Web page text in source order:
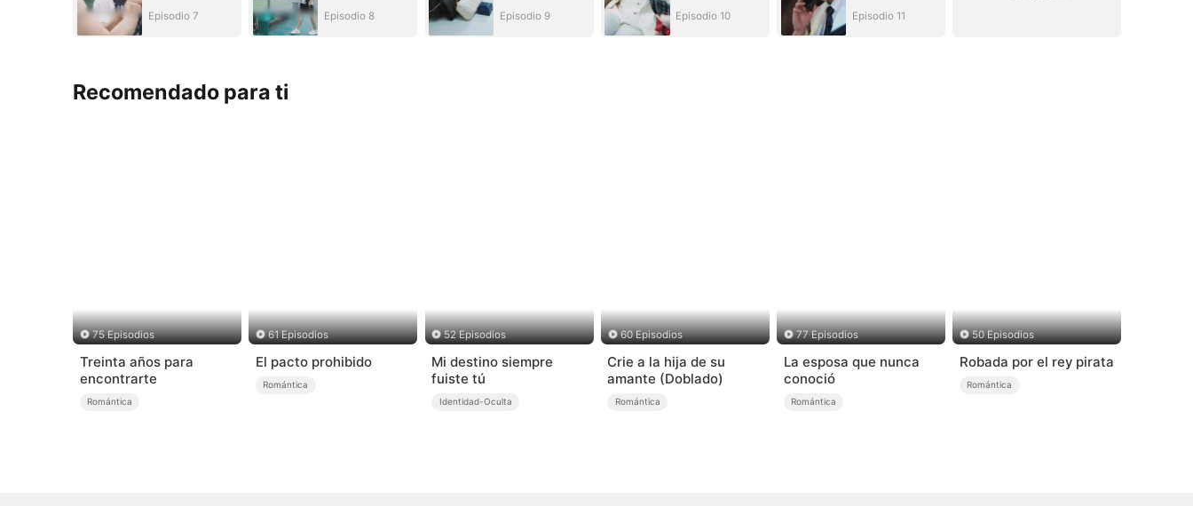
Episodio 7 Episodio 8 Episodio 9 Episodio 10 Episodio 11
Recomendado para ti
75 Episodios
Treinta años para
encontrarte
Romántica
61 Episodios
El pacto prohibido
Romántica
52 Episodios
Mi destino siempre
fuiste tú
Identidad-Oculta
60 Episodios
Crie a la hija de su
amante (Doblado)
Romántica
77 Episodios
La esposa que nunca
conoció
Romántica
50 Episodios
Robada por el rey pirata
Romántica